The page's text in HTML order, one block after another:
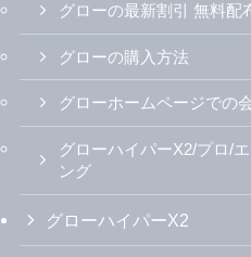
グローの最新割引 無料配
グローの購入方法
グローホームページでの
グローハイパーX2/プロ/
ング
グローハイパーX2